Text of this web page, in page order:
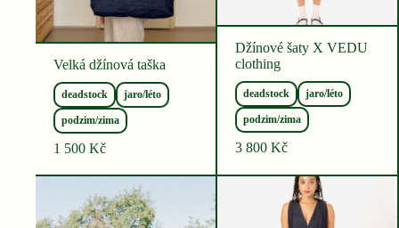
Velká džínová taška
deadstock jaro/léto
podzim/zima
1 500 Kč
Džínové šaty X VEDU
clothing
deadstock jaro/léto
podzim/zima
3 800 Kč